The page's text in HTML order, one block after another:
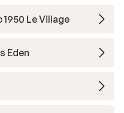
Le Village
Eden